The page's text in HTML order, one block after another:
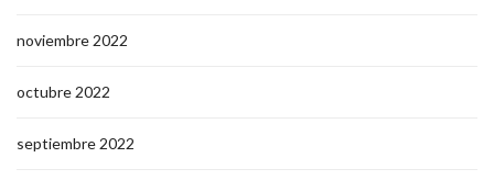
noviembre 2022
octubre 2022
septiembre 2022